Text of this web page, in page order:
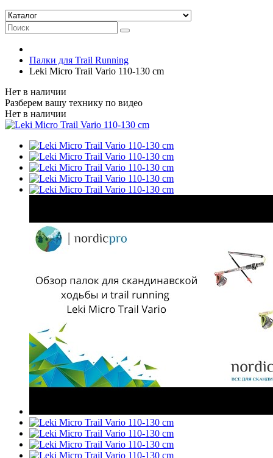
Палки для Trail Running
Leki Micro Trail Vario 110-130 cm
Нет в наличии
Разберем вашу технику по видео
Нет в наличии